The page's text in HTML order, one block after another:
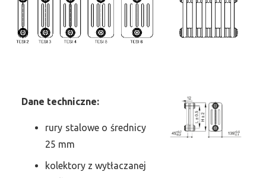
Dane techniczne:
rury stalowe o średnicy
25 mm
kolektory z wytłaczanej